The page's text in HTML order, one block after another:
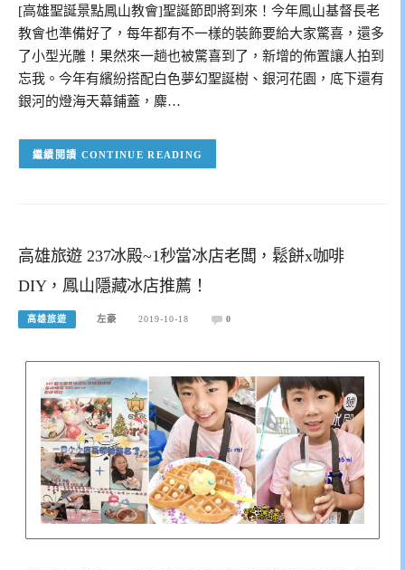
[高雄聖誕景點鳳山教會]聖誕節即將到來！今年鳳山基督長老
教會也準備好了，每年都有不一樣的裝飾要給大家驚喜，還多
了小型光雕！果然來一趟也被驚喜到了，新增的佈置讓人拍到
忘我。今年有繽紛搭配白色夢幻聖誕樹、銀河花園，底下還有
銀河的燈海天幕鋪蓋，麋…
CONTINUE READING
高雄旅遊 237冰殿~1秒當冰店老闆，鬆餅x咖啡
DIY，鳳山隱藏冰店推薦！
高雄旅遊 左豪 2019-10-18 0